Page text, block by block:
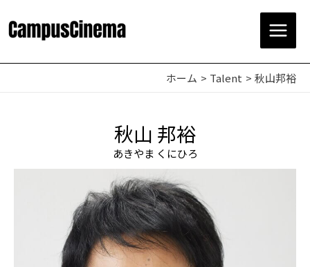
ホーム Talent 秋山邦裕
秋山 邦裕
あきやま くにひろ